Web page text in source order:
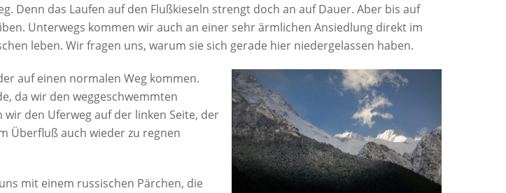
Denn das Laufen auf den Flußkieseln strengt doch an auf Dauer. Aber bis auf
Unterwegs kommen wir auch an einer sehr ärmlichen Ansiedlung direkt im
leben. Wir fragen uns, warum sie sich gerade hier niedergelassen haben.
auf einen normalen Weg kommen.
da wir den weggeschwemmten
den Uferweg auf der linken Seite, der
Überfluß auch wieder zu regnen
mit einem russischen Pärchen, die